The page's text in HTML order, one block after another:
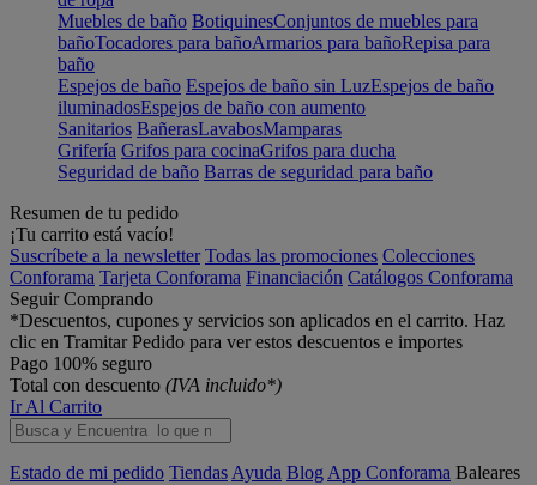
Muebles de baño BotiquinesConjuntos de muebles para
bañoTocadores para bañoArmarios para bañoRepisa para
baño
Espejos de baño Espejos de baño sin LuzEspejos de baño
iluminadosEspejos de baño con aumento
Sanitarios BañerasLavabosMamparas
Grifería Grifos para cocinaGrifos para ducha
Seguridad de baño Barras de seguridad para baño
Resumen de tu pedido
¡Tu carrito está vacío!
Suscríbete a la newsletter Todas las promociones Colecciones
Conforama Tarjeta Conforama Financiación Catálogos Conforama
Seguir Comprando
*Descuentos, cupones y servicios son aplicados en el carrito. Haz
clic en Tramitar Pedido para ver estos descuentos e importes
Pago 100% seguro
Total con descuento (IVA incluido*)
Ir Al Carrito
Estado de mi pedido Tiendas Ayuda Blog App Conforama Baleares